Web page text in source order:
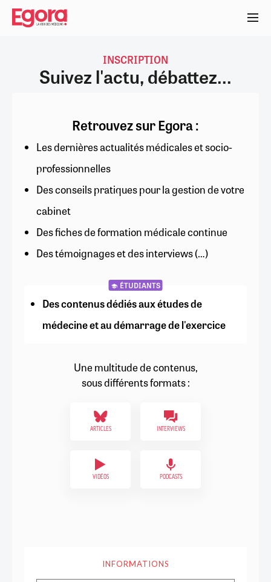
Aller
contenu
INSCRIPTION
Suivez l'actu, débattez...
Retrouvez sur Egora :
Les dernières actualités médicales et socio-
professionnelles
Des conseils pratiques pour la gestion de votre
cabinet
Des fiches de formation médicale continue
Des témoignages et des interviews (…)
ÉTUDIANTS
Des contenus dédiés aux études de
médecine et au démarrage de l'exercice
Une multitude de contenus,
sous différents formats :
ARTICLES INTERVIEWS
VIDÉOS PODCASTS